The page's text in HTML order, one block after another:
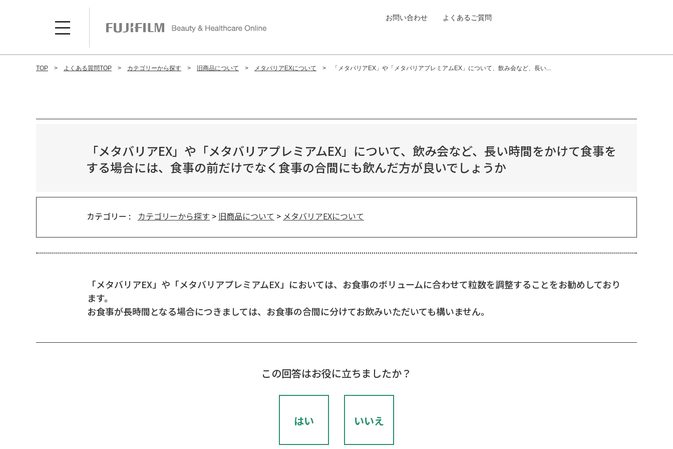
お問い合わせ よくあるご質問
TOP よくある質問TOP カテゴリーから探す 旧商品について メタバリアEXについて 「メタバリアEX」や「メタバリアプレミアムEX」について、飲み会など、長い...
「メタバリアEX」や「メタバリアプレミアムEX」について、飲み会など、長い時間をかけて食事を
する場合には、食事の前だけでなく食事の合間にも飲んだ方が良いでしょうか
カテゴリー : カテゴリーから探す > 旧商品について > メタバリアEXについて
「メタバリアEX」や「メタバリアプレミアムEX」においては、お食事のボリュームに合わせて粒数を調整することをお勧めしており
ます。
お食事が長時間となる場合につきましては、お食事の合間に分けてお飲みいただいても構いません。
この回答はお役に立ちましたか？
はい いいえ